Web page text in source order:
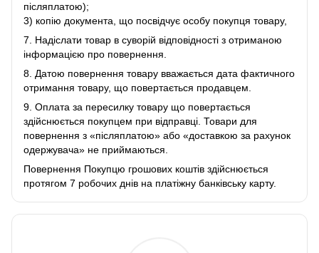
післяплатою);
3) копію документа, що посвідчує особу покупця товару,
7. Надіслати товар в суворій відповідності з отриманою
інформацією про повернення.
8. Датою повернення товару вважається дата фактичного
отримання товару, що повертається продавцем.
9. Оплата за пересилку товару що повертається
здійснюється покупцем при відправці. Товари для
повернення з «післяплатою» або «доставкою за рахунок
одержувача» не приймаються.
Повернення Покупцю грошових коштів здійснюється
протягом 7 робочих днів на платіжну банківську карту.